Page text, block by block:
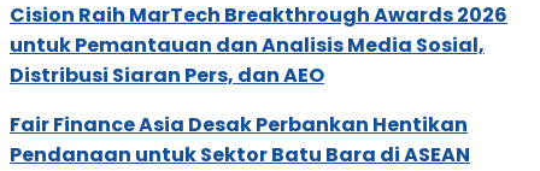
Cision Raih MarTech Breakthrough Awards 2026
untuk Pemantauan dan Analisis Media Sosial,
Distribusi Siaran Pers, dan AEO
Fair Finance Asia Desak Perbankan Hentikan
Pendanaan untuk Sektor Batu Bara di ASEAN